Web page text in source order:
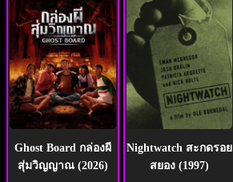
Ghost Board กล่องผี
สุ่มวิญญาณ (2026)
Nightwatch สะกดรอย
สยอง (1997)